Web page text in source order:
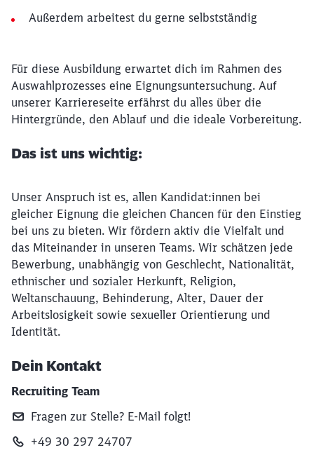
Außerdem arbeitest du gerne selbstständig
Für diese Ausbildung erwartet dich im Rahmen des
Auswahlprozesses eine Eignungsuntersuchung. Auf
unserer Karriereseite erfährst du alles über die
Hintergründe, den Ablauf und die ideale Vorbereitung.
Das ist uns wichtig:
Unser Anspruch ist es, allen Kandidat:innen bei
gleicher Eignung die gleichen Chancen für den Einstieg
bei uns zu bieten. Wir fördern aktiv die Vielfalt und
das Miteinander in unseren Teams. Wir schätzen jede
Bewerbung, unabhängig von Geschlecht, Nationalität,
ethnischer und sozialer Herkunft, Religion,
Weltanschauung, Behinderung, Alter, Dauer der
Arbeitslosigkeit sowie sexueller Orientierung und
Identität.
Dein Kontakt
Recruiting Team
Fragen zur Stelle? E‑Mail folgt!
+49 30 297 24707